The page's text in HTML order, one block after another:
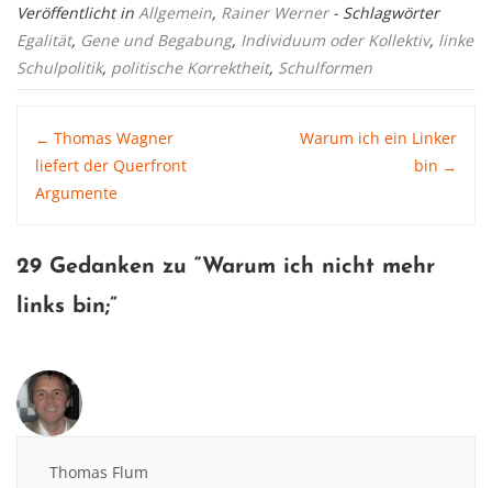
Veröffentlicht in Allgemein, Rainer Werner - Schlagwörter
Egalität, Gene und Begabung, Individuum oder Kollektiv, linke
Schulpolitik, politische Korrektheit, Schulformen
Post
navigation
← Thomas Wagner
liefert der Querfront
Argumente
Warum ich ein Linker
bin →
29 Gedanken zu “Warum ich nicht mehr
links bin;”
Thomas Flum